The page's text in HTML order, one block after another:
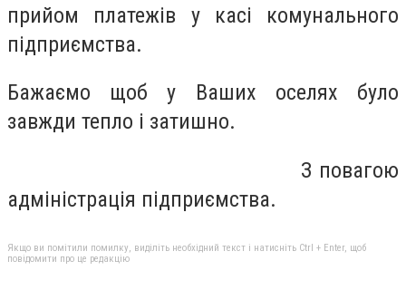
прийом платежів у касі комунального
підприємства.
Бажаємо щоб у Ваших оселях було
завжди тепло і затишно.
З повагою
адміністрація підприємства.
Якщо ви помітили помилку, виділіть необхідний текст і натисніть Ctrl + Enter, щоб
повідомити про це редакцію